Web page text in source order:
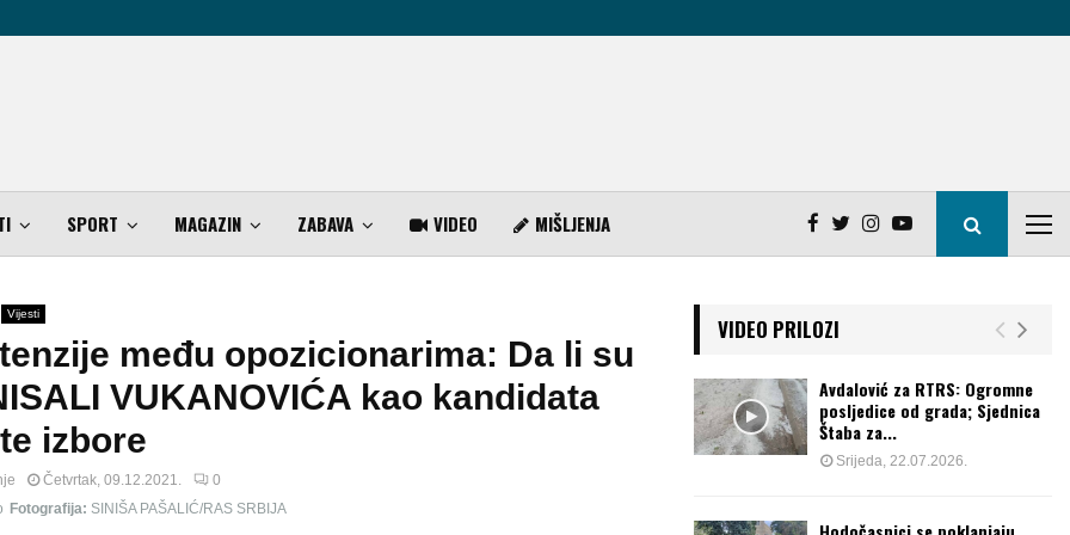
SPORT MAGAZIN ZABAVA VIDEO MIŠLJENJA
Vijesti
među opozicionarima: Da li su
VUKANOVIĆA kao kandidata
izbore
Četvrtak, 09.12.2021.
0
Fotografija: SINIŠA PAŠALIĆ/RAS SRBIJA
VIDEO PRILOZI
Avdalović za RTRS: Ogromne
posljedice od grada; Sjednica
Štaba za...
Srijeda, 22.07.2026.